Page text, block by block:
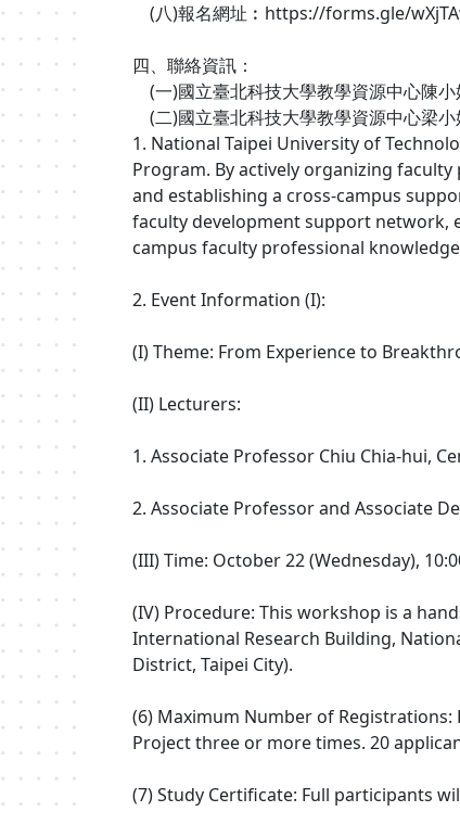
(八)報名網址︰https://forms.gle/
四、聯絡資訊：
(一)國立臺北科技大學教學資源中心陳
(二)國立臺北科技大學教學資源中心梁
1. National Taipei University of
Program. By actively organizing
and establishing a cross-campus
faculty development support network,
campus faculty professional
2. Event Information (I):
(I) Theme: From Experience to
(II) Lecturers:
1. Associate Professor Chiu Chia-hui,
2. Associate Professor and Associate
(III) Time: October 22 (Wednesday),
(IV) Procedure: This workshop is a
International Research Building,
District, Taipei City).
(6) Maximum Number of Registrations:
Project three or more times. 20
(7) Study Certificate: Full participants